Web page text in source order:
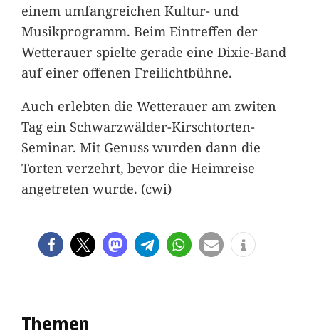
einem umfangreichen Kultur- und
Musikprogramm. Beim Eintreffen der
Wetterauer spielte gerade eine Dixie-Band
auf einer offenen Freilichtbühne.
Auch erlebten die Wetterauer am zwiten
Tag ein Schwarzwälder-Kirschtorten-
Seminar. Mit Genuss wurden dann die
Torten verzehrt, bevor die Heimreise
angetreten wurde. (cwi)
Themen